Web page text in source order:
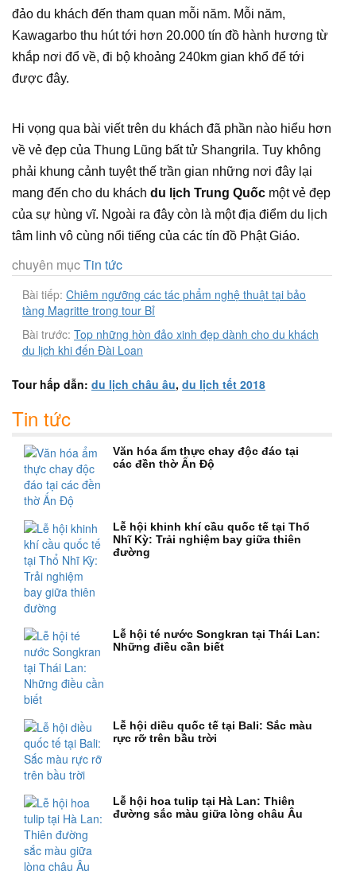
đảo du khách đến tham quan mỗi năm. Mỗi năm,
Kawagarbo thu hút tới hơn 20.000 tín đồ hành hương từ
khắp nơi đổ về, đi bộ khoảng 240km gian khổ để tới
được đây.
Hi vọng qua bài viết trên du khách đã phần nào hiểu hơn
về vẻ đẹp của Thung Lũng bất tử Shangrila. Tuy không
phải khung cảnh tuyệt thế trần gian những nơi đây lại
mang đến cho du khách du lịch Trung Quốc một vẻ đẹp
của sự hùng vĩ. Ngoài ra đây còn là một địa điểm du lịch
tâm linh vô cùng nổi tiếng của các tín đồ Phật Giáo.
chuyên mụcTin tức
Bài tiếp: Chiêm ngưỡng các tác phẩm nghệ thuật tại bảo
tàng Magritte trong tour Bỉ
Bài trước: Top những hòn đảo xinh đẹp dành cho du khách
du lịch khi đến Đài Loan
Tour hấp dẫn: du lịch châu âu, du lịch tết 2018
Tin tức
Văn hóa ẩm thực chay độc đáo tại
các đền thờ Ấn Độ
Lễ hội khinh khí cầu quốc tế tại Thổ
Nhĩ Kỳ: Trải nghiệm bay giữa thiên
đường
Lễ hội té nước Songkran tại Thái Lan:
Những điều cần biết
Lễ hội diều quốc tế tại Bali: Sắc màu
rực rỡ trên bầu trời
Lễ hội hoa tulip tại Hà Lan: Thiên
đường sắc màu giữa lòng châu Âu